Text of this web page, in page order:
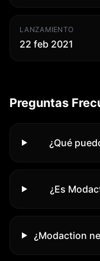
LANZAMIENTO
22 feb 2021
Preguntas
¿Qué
¿Es
¿Modaction